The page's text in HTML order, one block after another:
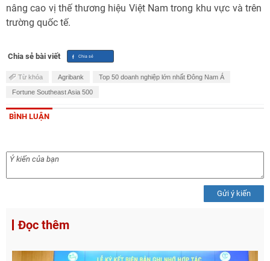
nâng cao vị thế thương hiệu Việt Nam trong khu vực và trên
trường quốc tế.
Chia sẻ bài viết
Từ khóa Agribank Top 50 doanh nghiệp lớn nhất Đông Nam Á
Fortune Southeast Asia 500
BÌNH LUẬN
Gửi ý kiến
Đọc thêm